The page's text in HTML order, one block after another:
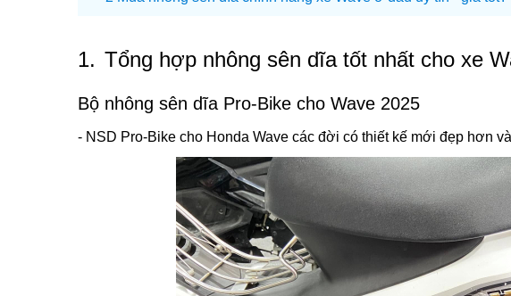
1. Tổng hợp nhông sên dĩa tốt nhất cho xe
Bộ nhông sên dĩa Pro-Bike cho Wave 2025
- NSD Pro-Bike cho Honda Wave các đời có thiết kế mới đẹp hơn